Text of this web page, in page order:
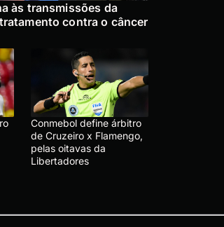
às transmissões da
contra o câncer
Conmebol define árbitro
de Cruzeiro x Flamengo,
pelas oitavas da
Libertadores